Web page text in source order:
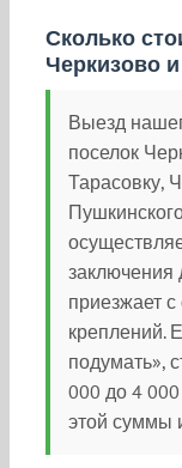
Сколько
Черкизово
Выезд
поселок
Тарасовку,
заключения
приезжает
креплений.
подумать»,
000 до 4
этой суммы